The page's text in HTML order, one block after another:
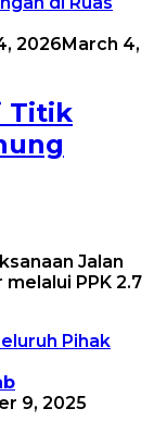
2026March 4,
Titik
Jalan
PPK 2.7
9, 2025